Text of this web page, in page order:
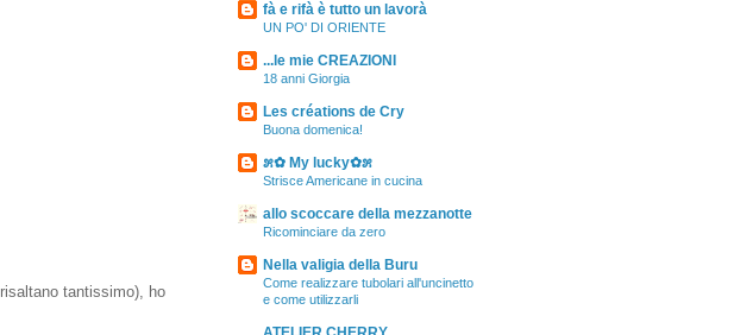
tantissimo), ho
fà e rifà è tutto un lavorà
UN PO' DI ORIENTE
...le mie CREAZIONI
18 anni Giorgia
Les créations de Cry
Buona domenica!
೫✿ My lucky✿೫
Strisce Americane in cucina
allo scoccare della mezzanotte
Ricominciare da zero
Nella valigia della Buru
Come realizzare tubolari all'uncinetto
e come utilizzarli